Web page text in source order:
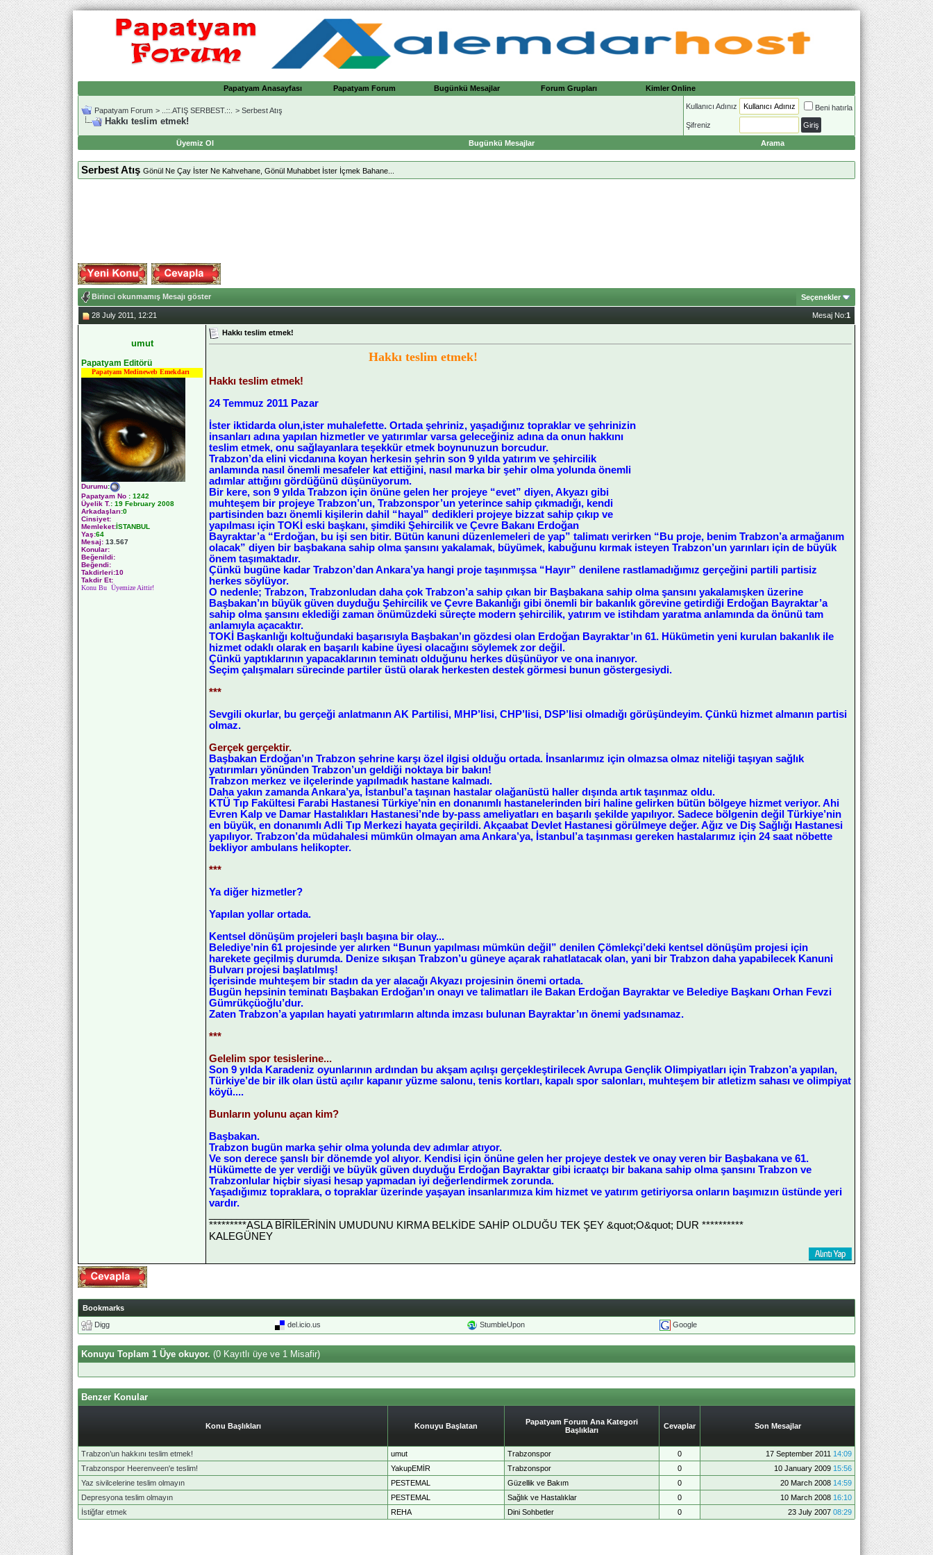
Papatyam Anasayfası Papatyam Forum Bugünkü Mesajlar Forum Grupları Kimler Online
Papatyam Forum > ..::.ATIŞ SERBEST.::. > Serbest Atış
Hakkı teslim etmek!
Kullanıcı Adınız Beni hatırla
Şifreniz
Üyemiz Ol Bugünkü Mesajlar Arama
Serbest Atış Gönül Ne Çay İster Ne Kahvehane, Gönül Muhabbet İster İçmek Bahane...
Birinci okunmamış Mesajı göster Seçenekler
28 July 2011, 12:21 Mesaj No:1
umut
Papatyam Editörü
Papatyam Medineweb Emekdarı
Durumu:
Papatyam No : 1242
Üyelik T.: 19 February 2008
Arkadaşları:0
Cinsiyet:
Memleket:İSTANBUL
Yaş:64
Mesaj: 13.567
Konular:
Beğenildi:
Beğendi:
Takdirleri:10
Takdir Et:
Konu Bu Üyemize Aittir!
Hakkı teslim etmek!
Hakkı teslim etmek!
Hakkı teslim etmek!
24 Temmuz 2011 Pazar
İster iktidarda olun,ister muhalefette. Ortada şehriniz, yaşadığınız topraklar ve şehrinizin
insanları adına yapılan hizmetler ve yatırımlar varsa geleceğiniz adına da onun hakkını
teslim etmek, onu sağlayanlara teşekkür etmek boynunuzun borcudur.
Trabzon’da elini vicdanına koyan herkesin şehrin son 9 yılda yatırım ve şehircilik
anlamında nasıl önemli mesafeler kat ettiğini, nasıl marka bir şehir olma yolunda önemli
adımlar attığını gördüğünü düşünüyorum.
Bir kere, son 9 yılda Trabzon için önüne gelen her projeye “evet” diyen, Akyazı gibi
muhteşem bir projeye Trabzon’un, Trabzonspor’un yeterince sahip çıkmadığı, kendi
partisinden bazı önemli kişilerin dahil “hayal” dedikleri projeye bizzat sahip çıkıp ve
yapılması için TOKİ eski başkanı, şimdiki Şehircilik ve Çevre Bakanı Erdoğan
Bayraktar’a “Erdoğan, bu işi sen bitir. Bütün kanuni düzenlemeleri de yap” talimatı verirken “Bu proje, benim Trabzon’a armağanım
olacak” diyen bir başbakana sahip olma şansını yakalamak, büyümek, kabuğunu kırmak isteyen Trabzon’un yarınları için de büyük
önem taşımaktadır.
Çünkü bugüne kadar Trabzon’dan Ankara’ya hangi proje taşınmışsa “Hayır” denilene rastlamadığımız gerçeğini partili partisiz
herkes söylüyor.
O nedenle; Trabzon, Trabzonludan daha çok Trabzon’a sahip çıkan bir Başbakana sahip olma şansını yakalamışken üzerine
Başbakan’ın büyük güven duyduğu Şehircilik ve Çevre Bakanlığı gibi önemli bir bakanlık görevine getirdiği Erdoğan Bayraktar’a
sahip olma şansını eklediği zaman önümüzdeki süreçte modern şehircilik, yatırım ve istihdam yaratma anlamında da önünü tam
anlamıyla açacaktır.
TOKİ Başkanlığı koltuğundaki başarısıyla Başbakan’ın gözdesi olan Erdoğan Bayraktar’ın 61. Hükümetin yeni kurulan bakanlık ile
hizmet odaklı olarak en başarılı kabine üyesi olacağını söylemek zor değil.
Çünkü yaptıklarının yapacaklarının teminatı olduğunu herkes düşünüyor ve ona inanıyor.
Seçim çalışmaları sürecinde partiler üstü olarak herkesten destek görmesi bunun göstergesiydi.
***
Sevgili okurlar, bu gerçeği anlatmanın AK Partilisi, MHP’lisi, CHP’lisi, DSP’lisi olmadığı görüşündeyim. Çünkü hizmet almanın partisi
olmaz.
Gerçek gerçektir.
Başbakan Erdoğan’ın Trabzon şehrine karşı özel ilgisi olduğu ortada. İnsanlarımız için olmazsa olmaz niteliği taşıyan sağlık
yatırımları yönünden Trabzon’un geldiği noktaya bir bakın!
Trabzon merkez ve ilçelerinde yapılmadık hastane kalmadı.
Daha yakın zamanda Ankara’ya, İstanbul’a taşınan hastalar olağanüstü haller dışında artık taşınmaz oldu.
KTÜ Tıp Fakültesi Farabi Hastanesi Türkiye’nin en donanımlı hastanelerinden biri haline gelirken bütün bölgeye hizmet veriyor. Ahi
Evren Kalp ve Damar Hastalıkları Hastanesi’nde by-pass ameliyatları en başarılı şekilde yapılıyor. Sadece bölgenin değil Türkiye’nin
en büyük, en donanımlı Adli Tıp Merkezi hayata geçirildi. Akçaabat Devlet Hastanesi görülmeye değer. Ağız ve Diş Sağlığı Hastanesi
yapılıyor. Trabzon’da müdahalesi mümkün olmayan ama Ankara’ya, İstanbul’a taşınması gereken hastalarımız için 24 saat nöbette
bekliyor ambulans helikopter.
***
Ya diğer hizmetler?
Yapılan yollar ortada.
Kentsel dönüşüm projeleri başlı başına bir olay...
Belediye’nin 61 projesinde yer alırken “Bunun yapılması mümkün değil” denilen Çömlekçi’deki kentsel dönüşüm projesi için
harekete geçilmiş durumda. Denize sıkışan Trabzon’u güneye açarak rahatlatacak olan, yani bir Trabzon daha yapabilecek Kanuni
Bulvarı projesi başlatılmış!
İçerisinde muhteşem bir stadın da yer alacağı Akyazı projesinin önemi ortada.
Bugün hepsinin teminatı Başbakan Erdoğan’ın onayı ve talimatları ile Bakan Erdoğan Bayraktar ve Belediye Başkanı Orhan Fevzi
Gümrükçüoğlu’dur.
Zaten Trabzon’a yapılan hayati yatırımların altında imzası bulunan Bayraktar’ın önemi yadsınamaz.
***
Gelelim spor tesislerine...
Son 9 yılda Karadeniz oyunlarının ardından bu akşam açılışı gerçekleştirilecek Avrupa Gençlik Olimpiyatları için Trabzon’a yapılan,
Türkiye’de bir ilk olan üstü açılır kapanır yüzme salonu, tenis kortları, kapalı spor salonları, muhteşem bir atletizm sahası ve olimpiyat
köyü....
Bunların yolunu açan kim?
Başbakan.
Trabzon bugün marka şehir olma yolunda dev adımlar atıyor.
Ve son derece şanslı bir dönemde yol alıyor. Kendisi için önüne gelen her projeye destek ve onay veren bir Başbakana ve 61.
Hükümette de yer verdiği ve büyük güven duyduğu Erdoğan Bayraktar gibi icraatçı bir bakana sahip olma şansını Trabzon ve
Trabzonlular hiçbir siyasi hesap yapmadan iyi değerlendirmek zorunda.
Yaşadığımız topraklara, o topraklar üzerinde yaşayan insanlarımıza kim hizmet ve yatırım getiriyorsa onların başımızın üstünde yeri
vardır.
*********ASLA BİRİLERİNİN UMUDUNU KIRMA BELKİDE SAHİP OLDUĞU TEK ŞEY &quot;O&quot; DUR **********
KALEGÜNEY
Bookmarks
Digg
del.icio.us StumbleUpon Google
Konuyu Toplam 1 Üye okuyor. (0 Kayıtlı üye ve 1 Misafir)
Benzer Konular
Konu Başlıkları Konuyu Başlatan
Papatyam Forum Ana Kategori
Başlıkları
Cevaplar Son Mesajlar
Trabzon’un hakkını teslim etmek! umut Trabzonspor 0 17 September 2011 14:09
Trabzonspor Heerenveen'e teslim!
YakupEMİR Trabzonspor 0 10 January 2009 15:56
Yaz sivilcelerine teslim olmayın
PESTEMAL Güzellik ve Bakım 0 20 March 2008 14:59
Depresyona teslim olmayın
PESTEMAL Sağlık ve Hastalıklar 0 10 March 2008 16:10
İstiğfar etmek
REHA Dini Sohbetler 0 23 July 2007 08:29